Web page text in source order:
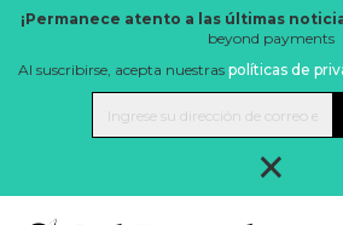
¡Permanece atento a las últimas
beyond payments
Al suscribirse, acepta nuestras políticas de
×